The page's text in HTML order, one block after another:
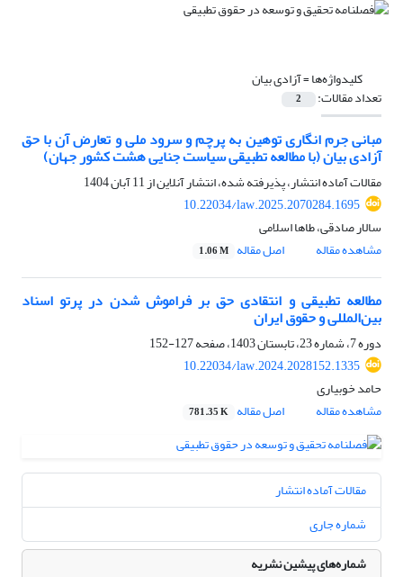
کلیدواژه‌ها =آزادی بیان
تعداد مقالات: 2
مبانی جرم انگاری توهین به پرچم و سرود ملی و تعارض آن با حق
آزادی بیان (با مطالعه تطبیقی سیاست جنایی هشت کشور جهان)
مقالات آماده انتشار، پذیرفته شده، انتشار آنلاین از11 آبان 1404
10.22034/law.2025.2070284.1695
سالار صادقی، طاها اسلامی
مشاهده مقاله
اصل مقاله 1.06 M
مطالعه تطبیقی و انتقادی حق بر فراموش شدن در پرتو اسناد
بین‌المللی و حقوق ایران
دوره 7، شماره 23، تابستان 1403، صفحه
127-152
10.22034/law.2024.2028152.1335
حامد خوبیاری
مشاهده مقاله
اصل مقاله 781.35 K
مقالات آماده انتشار
شماره جاری
شماره‌های پیشین نشریه